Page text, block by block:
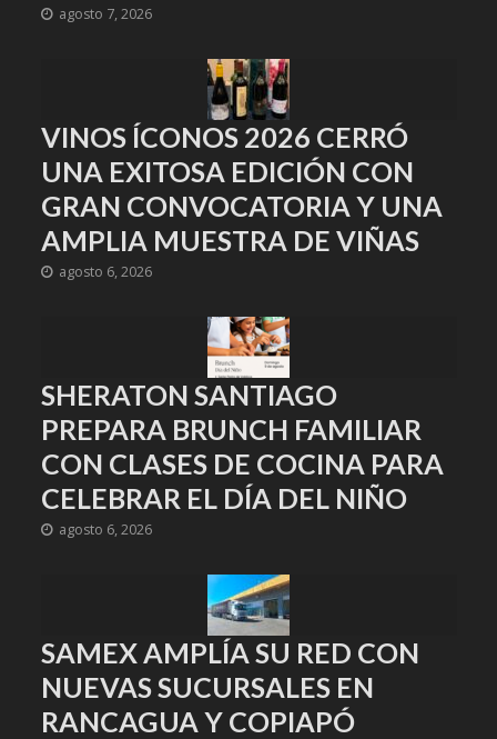
agosto 7, 2026
VINOS ÍCONOS 2026 CERRÓ
UNA EXITOSA EDICIÓN CON
GRAN CONVOCATORIA Y UNA
AMPLIA MUESTRA DE VIÑAS
agosto 6, 2026
SHERATON SANTIAGO
PREPARA BRUNCH FAMILIAR
CON CLASES DE COCINA PARA
CELEBRAR EL DÍA DEL NIÑO
agosto 6, 2026
SAMEX AMPLÍA SU RED CON
NUEVAS SUCURSALES EN
RANCAGUA Y COPIAPÓ